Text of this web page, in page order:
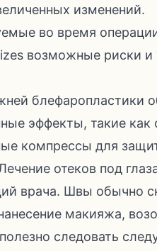
изменений.
во время
возможные риски и
блефаропластики
эффекты, такие как
компрессы для
отеков под
врача. Швы обычно
макияжа,
следовать